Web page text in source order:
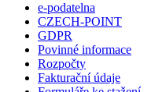
e-podatelna
CZECH-POINT
GDPR
Povinné informace
Rozpočty
Fakturační údaje